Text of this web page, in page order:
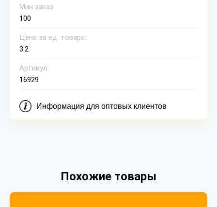
Мин.заказ
100
Цена за ед. товара:
3.2
Артикул:
16929
Информация для оптовых клиентов
Похожие товары